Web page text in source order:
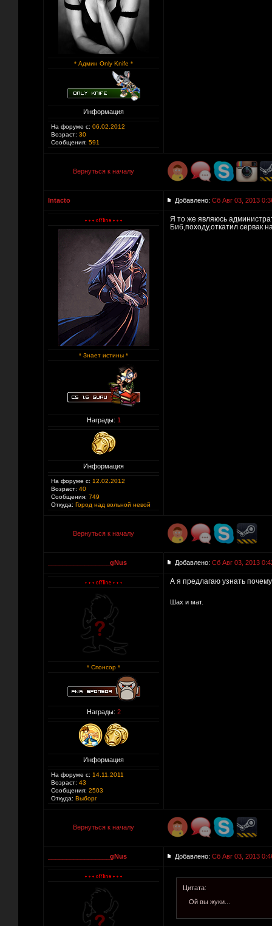
* Админ Only Knife *
Информация
На форуме с: 06.02.2012
Возраст: 30
Сообщения: 591
Вернуться к началу
Intacto Добавлено: Сб Авг 03, 2013
* Знает истины *
Награды: 1
Информация
На форуме с: 12.02.2012
Возраст: 40
Сообщения: 749
Откуда: Город над вольной невой
Я то же являюсь
Биб,походу,откатил сервак
Вернуться к началу
_________________gNus Добавлено: Сб Авг 03, 2013
* Спонсор *
Награды: 2
Информация
На форуме с: 14.11.2011
Возраст: 43
Сообщения: 2503
Откуда: Выборг
А я предлагаю узнать
Шах и мат.
Вернуться к началу
_________________gNus Добавлено: Сб Авг 03, 2013
Цитата:
Ой вы жуки...